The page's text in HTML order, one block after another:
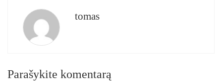
tomas
Parašykite komentarą